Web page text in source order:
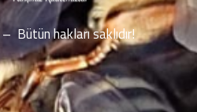
– Bütün hakları saklıdır!